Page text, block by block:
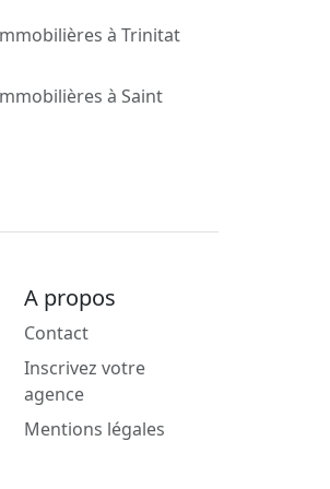
à Trinitat
à Saint
A propos
Contact
Inscrivez votre
agence
Mentions légales